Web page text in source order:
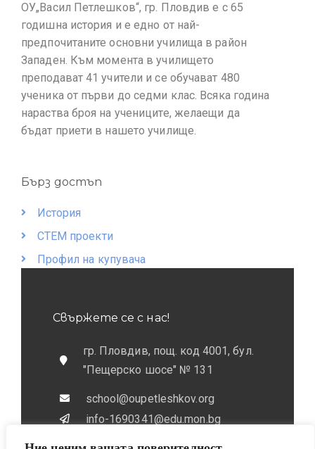
ОУ„Васил Петлешков“, гр. Пловдив е с 65
годишна история и е едно от най-
предпочитаните основни училища в район
Западен. Към момента в училището
преподават 41 учители и се обучават 480
ученика от първи до седми клас. Всяка година
нараства броя на учениците, желаещи да
бъдат приети в нашето училище.
Бърз достъп
История
СТЕМ проекти
Профил на купувача
Свържете се с нас!
гр. Пловдив, пощ. код 4001, бул.
"Пещерско шосе" № 131
school@oupetleshkov.org
info-1690341@edu.mon.bg